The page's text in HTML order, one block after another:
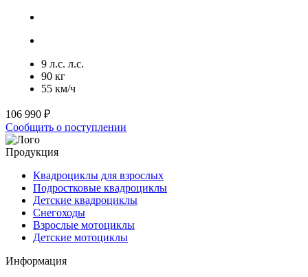
9 л.с. л.с.
90 кг
55 км/ч
106 990 ₽
Сообщить о поступлении
Продукция
Квадроциклы для взрослых
Подростковые квадроциклы
Детские квадроциклы
Снегоходы
Взрослые мотоциклы
Детские мотоциклы
Информация